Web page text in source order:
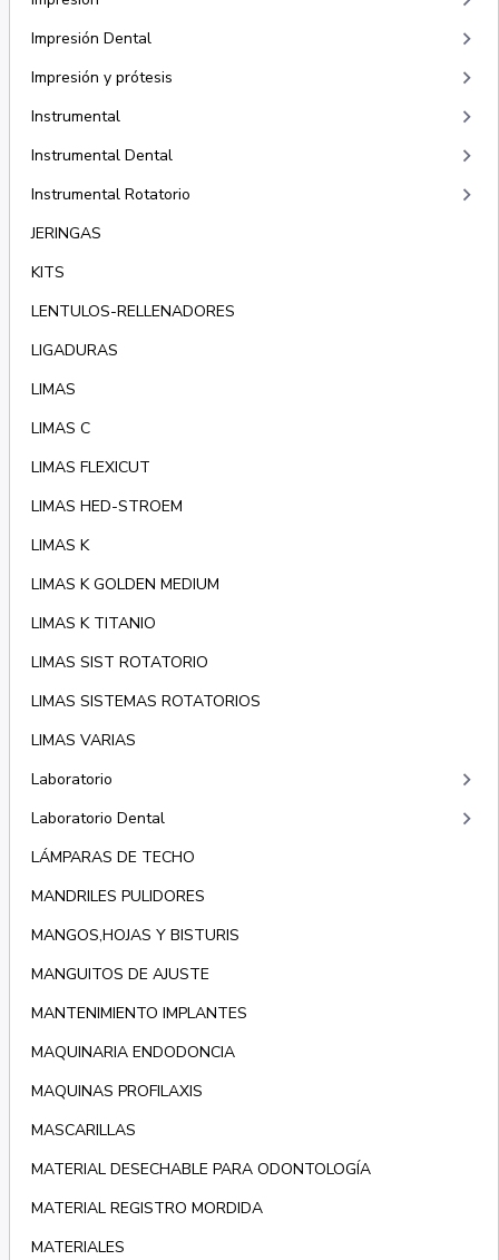
Impresión Dental keyboard_arrow_right
Impresión y prótesis keyboard_arrow_right
Instrumental keyboard_arrow_right
Instrumental Dental keyboard_arrow_right
Instrumental Rotatorio keyboard_arrow_right
JERINGAS
KITS
LENTULOS-RELLENADORES
LIGADURAS
LIMAS
LIMAS C
LIMAS FLEXICUT
LIMAS HED-STROEM
LIMAS K
LIMAS K GOLDEN MEDIUM
LIMAS K TITANIO
LIMAS SIST ROTATORIO
LIMAS SISTEMAS ROTATORIOS
LIMAS VARIAS
Laboratorio
keyboard_arrow_right
Laboratorio Dental keyboard_arrow_right
LÁMPARAS DE TECHO
MANDRILES PULIDORES
MANGOS,HOJAS Y BISTURIS
MANGUITOS DE AJUSTE
MANTENIMIENTO IMPLANTES
MAQUINARIA ENDODONCIA
MAQUINAS PROFILAXIS
MASCARILLAS
MATERIAL DESECHABLE PARA ODONTOLOGÍA
MATERIAL REGISTRO MORDIDA
MATERIALES